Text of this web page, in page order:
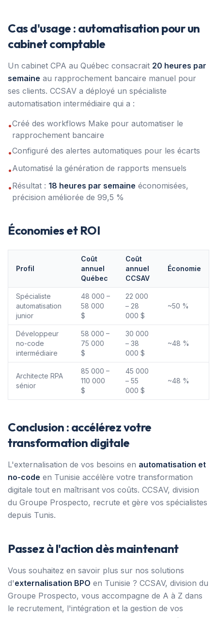
Cas d'usage : automatisation pour un
cabinet comptable
Un cabinet CPA au Québec consacrait 20 heures par
semaine au rapprochement bancaire manuel pour
ses clients. CCSAV a déployé un spécialiste
automatisation intermédiaire qui a :
•Créé des workflows Make pour automatiser le
rapprochement bancaire
•Configuré des alertes automatiques pour les écarts
•Automatisé la génération de rapports mensuels
•Résultat : 18 heures par semaine économisées,
précision améliorée de 99,5 %
Économies et ROI
Profil
Coût
annuel
Québec
Coût
annuel
CCSAV
Économie
Spécialiste
automatisation
junior
48 000 –
58 000
$
22 000
– 28
000 $
~50 %
Développeur
no-code
intermédiaire
58 000 –
75 000
$
30 000
– 38
000 $
~48 %
Architecte RPA
sénior
85 000 –
110 000
$
45 000
– 55
000 $
~48 %
Conclusion : accélérez votre
transformation digitale
L'externalisation de vos besoins en automatisation et
no-code en Tunisie accélère votre transformation
digitale tout en maîtrisant vos coûts. CCSAV, division
du Groupe Prospecto, recrute et gère vos spécialistes
depuis Tunis.
Passez à l'action dès maintenant
Vous souhaitez en savoir plus sur nos solutions
d'externalisation BPO en Tunisie ? CCSAV, division du
Groupe Prospecto, vous accompagne de A à Z dans
le recrutement, l'intégration et la gestion de vos